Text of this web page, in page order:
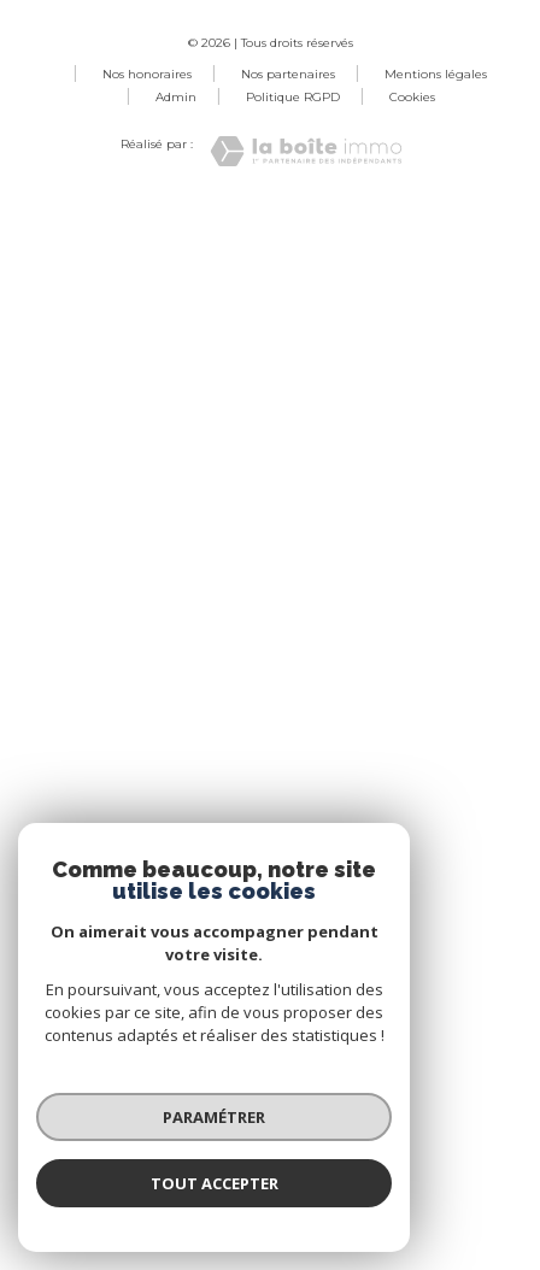
© 2026 | Tous droits réservés
Nos honoraires
Nos partenaires
Mentions légales
Admin
Politique RGPD Cookies
Réalisé par :
Comme beaucoup, notre site
utilise les cookies
On aimerait vous accompagner pendant
votre visite.
En poursuivant, vous acceptez l'utilisation des
cookies par ce site, afin de vous proposer des
contenus adaptés et réaliser des statistiques !
PARAMÉTRER
TOUT ACCEPTER